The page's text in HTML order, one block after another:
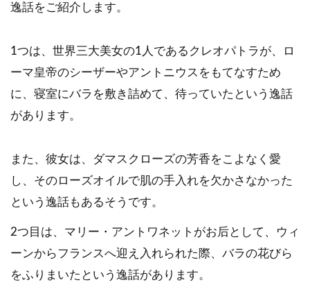
逸話をご紹介します。
1つは、世界三大美女の1人であるクレオパトラが、ロ
ーマ皇帝のシーザーやアントニウスをもてなすため
に、寝室にバラを敷き詰めて、待っていたという逸話
があります。
また、彼女は、ダマスクローズの芳香をこよなく愛
し、そのローズオイルで肌の手入れを欠かさなかった
という逸話もあるそうです。
2つ目は、マリー・アントワネットがお后として、ウィ
ーンからフランスへ迎え入れられた際、バラの花びら
をふりまいたという逸話があります。